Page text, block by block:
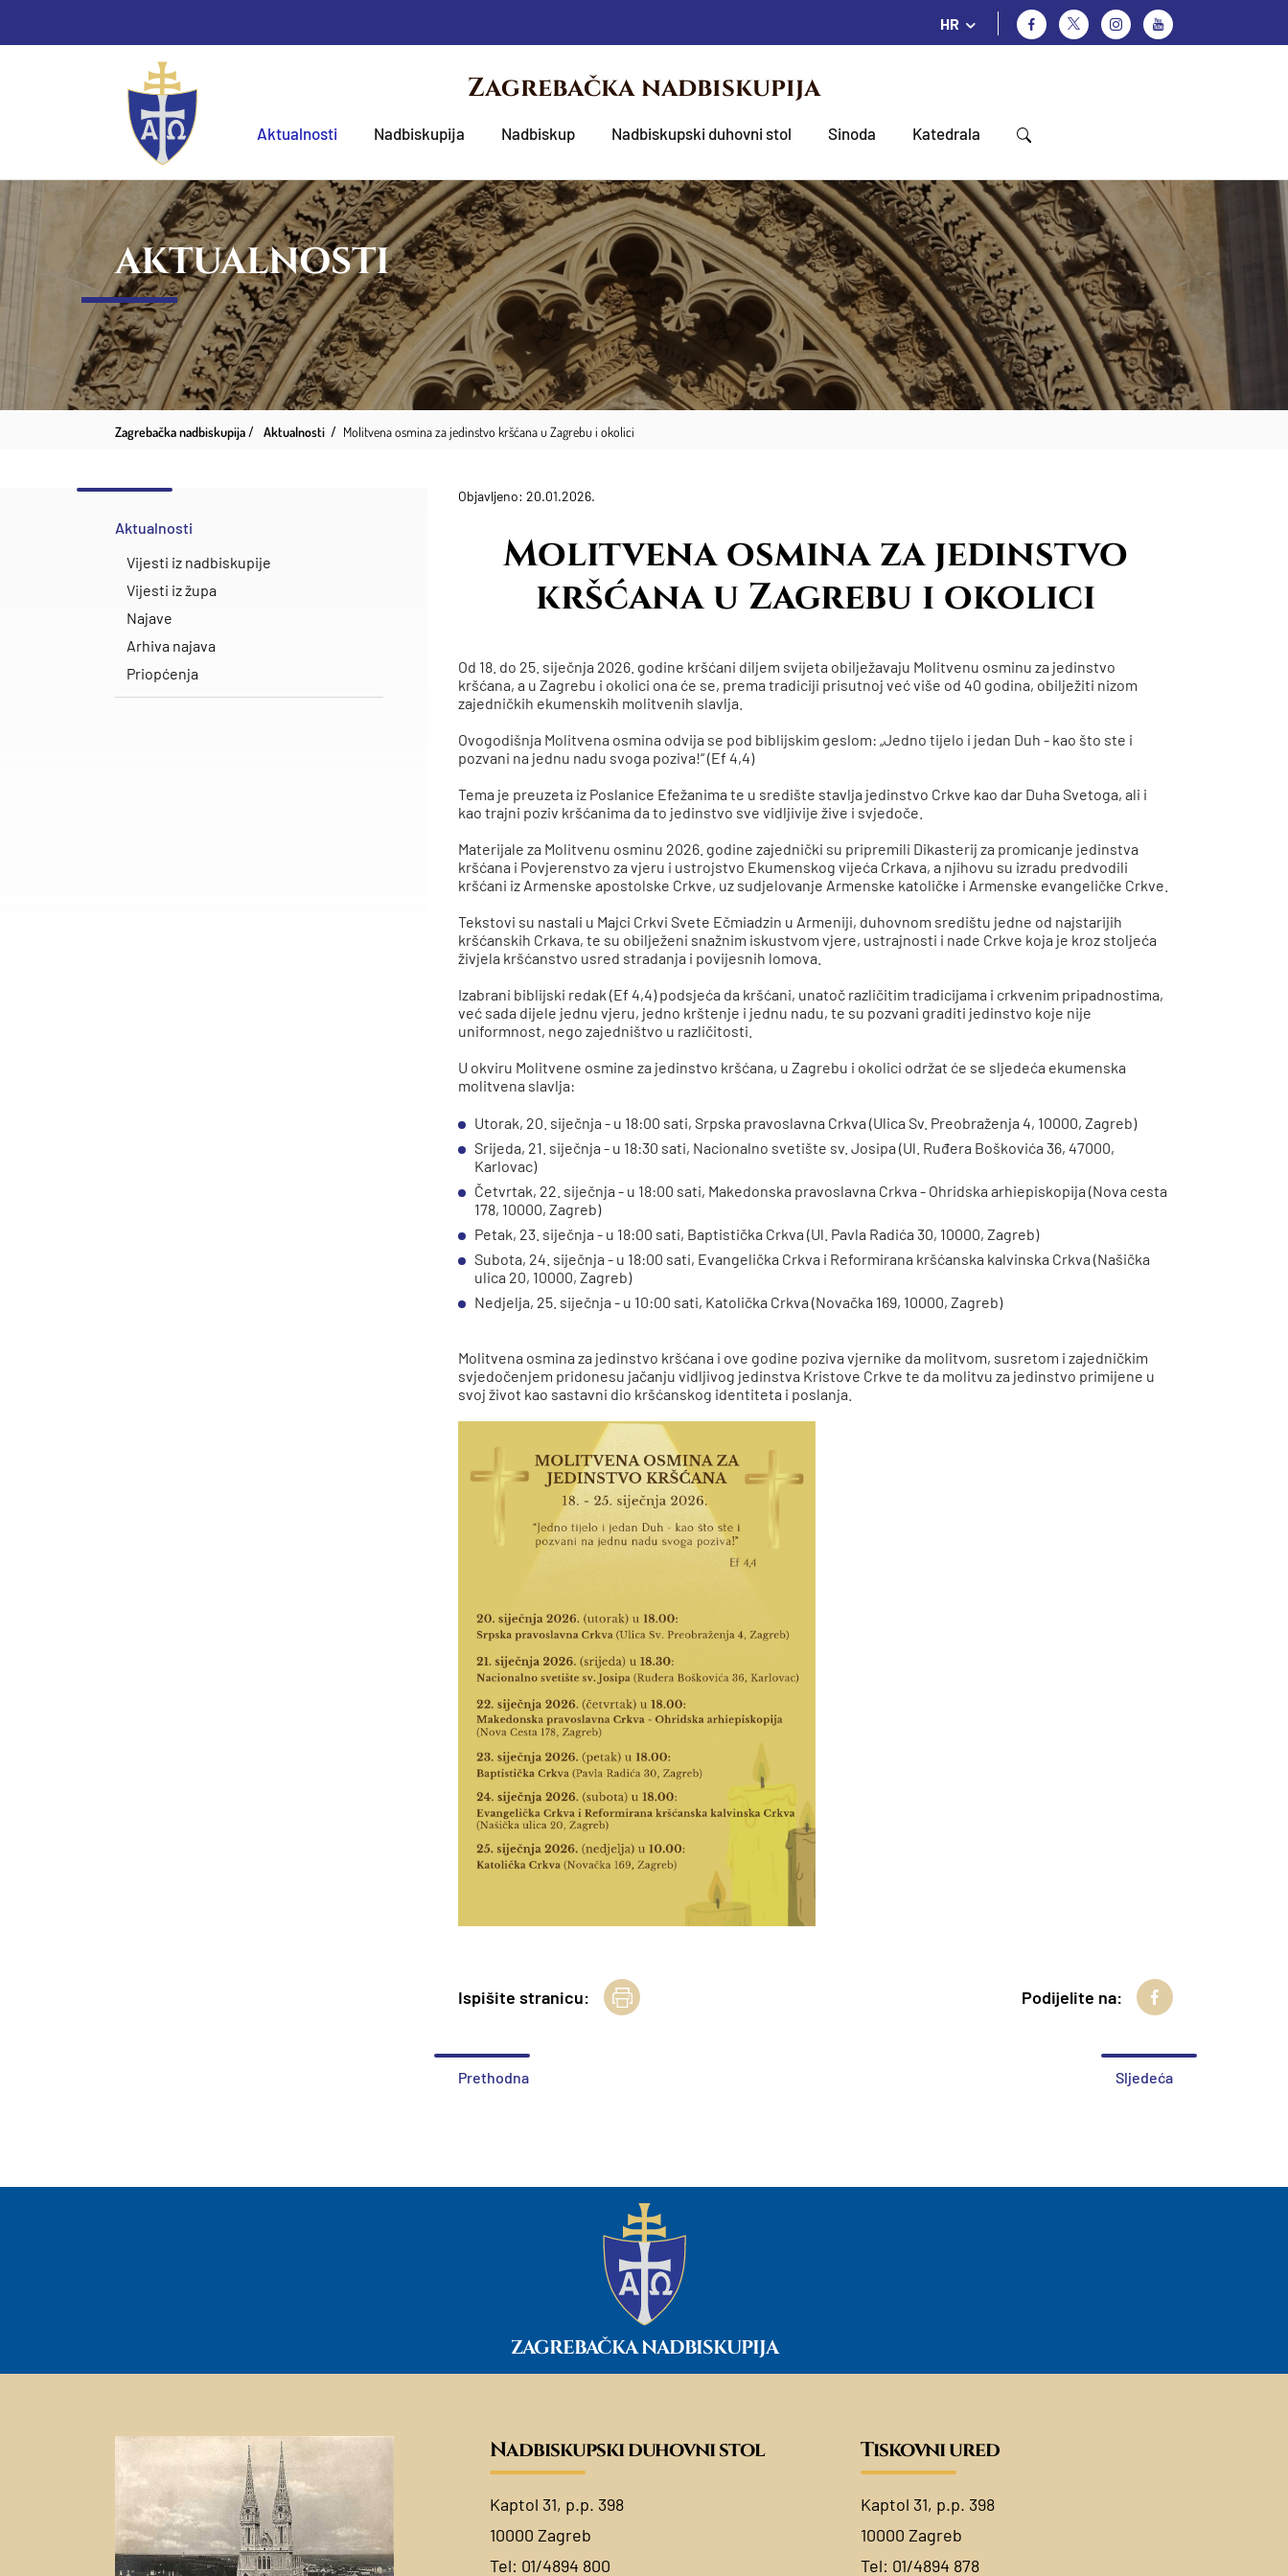
HR
Zagrebačka nadbiskupija
Aktualnosti Nadbiskupija Nadbiskup Nadbiskupski duhovni stol Sinoda Katedrala
AKTUALNOSTI
Zagrebačka nadbiskupija Aktualnosti ​Molitvena osmina za jedinstvo kršćana u Zagrebu i okolici
Aktualnosti
Vijesti iz nadbiskupije
Vijesti iz župa
Najave
Arhiva najava
Priopćenja
Objavljeno: 20.01.2026.
​Molitvena osmina za jedinstvo
kršćana u Zagrebu i okolici
Od 18. do 25. siječnja 2026. godine kršćani diljem svijeta obilježavaju Molitvenu osminu za jedinstvo
kršćana, a u Zagrebu i okolici ona će se, prema tradiciji prisutnoj već više od 40 godina, obilježiti nizom
zajedničkih ekumenskih molitvenih slavlja.
Ovogodišnja Molitvena osmina odvija se pod biblijskim geslom: „Jedno tijelo i jedan Duh - kao što ste i
pozvani na jednu nadu svoga poziva!“ (Ef 4,4)
Tema je preuzeta iz Poslanice Efežanima te u središte stavlja jedinstvo Crkve kao dar Duha Svetoga, ali i
kao trajni poziv kršćanima da to jedinstvo sve vidljivije žive i svjedoče.
Materijale za Molitvenu osminu 2026. godine zajednički su pripremili Dikasterij za promicanje jedinstva
kršćana i Povjerenstvo za vjeru i ustrojstvo Ekumenskog vijeća Crkava, a njihovu su izradu predvodili
kršćani iz Armenske apostolske Crkve, uz sudjelovanje Armenske katoličke i Armenske evangeličke Crkve.
Tekstovi su nastali u Majci Crkvi Svete Ečmiadzin u Armeniji, duhovnom središtu jedne od najstarijih
kršćanskih Crkava, te su obilježeni snažnim iskustvom vjere, ustrajnosti i nade Crkve koja je kroz stoljeća
živjela kršćanstvo usred stradanja i povijesnih lomova.
Izabrani biblijski redak (Ef 4,4) podsjeća da kršćani, unatoč različitim tradicijama i crkvenim pripadnostima,
već sada dijele jednu vjeru, jedno krštenje i jednu nadu, te su pozvani graditi jedinstvo koje nije
uniformnost, nego zajedništvo u različitosti.
U okviru Molitvene osmine za jedinstvo kršćana, u Zagrebu i okolici održat će se sljedeća ekumenska
molitvena slavlja:
Utorak, 20. siječnja - u 18:00 sati, Srpska pravoslavna Crkva (Ulica Sv. Preobraženja 4, 10000, Zagreb)
Srijeda, 21. siječnja - u 18:30 sati, Nacionalno svetište sv. Josipa (Ul. Ruđera Boškovića 36, 47000,
Karlovac)
Četvrtak, 22. siječnja - u 18:00 sati, Makedonska pravoslavna Crkva - Ohridska arhiepiskopija (Nova cesta
178, 10000, Zagreb)
Petak, 23. siječnja - u 18:00 sati, Baptistička Crkva (Ul. Pavla Radića 30, 10000, Zagreb)
Subota, 24. siječnja - u 18:00 sati, Evangelička Crkva i Reformirana kršćanska kalvinska Crkva (Našička
ulica 20, 10000, Zagreb)
Nedjelja, 25. siječnja - u 10:00 sati, Katolička Crkva (Novačka 169, 10000, Zagreb)
Molitvena osmina za jedinstvo kršćana i ove godine poziva vjernike da molitvom, susretom i zajedničkim
svjedočenjem pridonesu jačanju vidljivog jedinstva Kristove Crkve te da molitvu za jedinstvo primijene u
svoj život kao sastavni dio kršćanskog identiteta i poslanja.
Ispišite stranicu: Podijelite na:
Prethodna Sljedeća
ZAGREBAČKA NADBISKUPIJA
Nadbiskupski duhovni stol
Kaptol 31, p.p. 398
10000 Zagreb
Tel: 01/4894 800
Tiskovni ured
Kaptol 31, p.p. 398
10000 Zagreb
Tel: 01/4894 878